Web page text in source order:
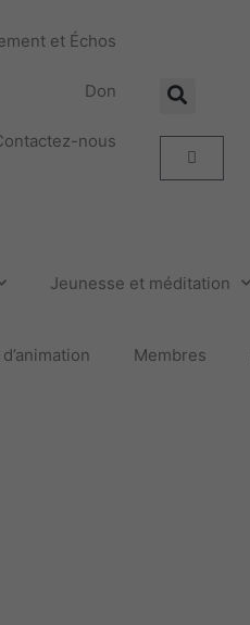
et Échos
Don
nous
Panier
Jeunesse et méditation
Membres